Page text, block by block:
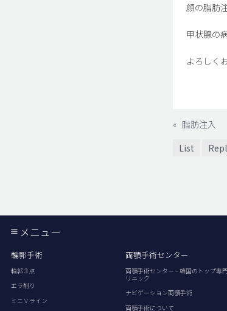
顔の脂肪
甲状腺の
よろしく
« 脂肪注入
List
メニュー
輪郭手術
輪郭３点
エラ削り
ミニＶライン
両顎手術センター
両顎手術センター – 韓国のトップ専
リニック
ナビゲーション両顎手術
両顎手術について